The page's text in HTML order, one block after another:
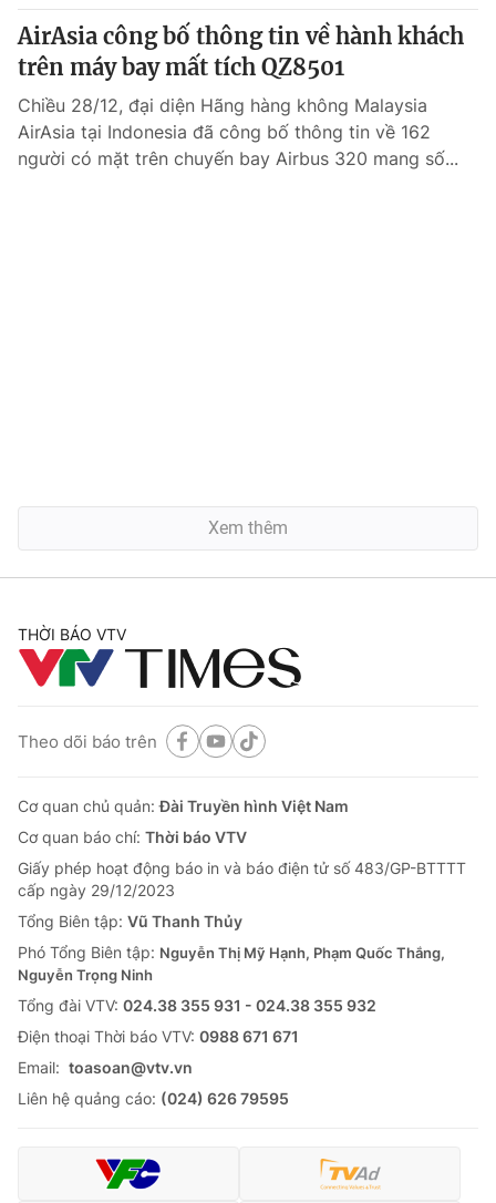
AirAsia công bố thông tin về hành khách
trên máy bay mất tích QZ8501
Chiều 28/12, đại diện Hãng hàng không Malaysia
AirAsia tại Indonesia đã công bố thông tin về 162
người có mặt trên chuyến bay Airbus 320 mang số...
Xem thêm
THỜI BÁO VTV
Theo dõi báo trên
Cơ quan chủ quản:Đài Truyền hình Việt Nam
Cơ quan báo chí: Thời báo VTV
Giấy phép hoạt động báo in và báo điện tử số 483/GP-BTTTT
cấp ngày 29/12/2023
Tổng Biên tập: Vũ Thanh Thủy
Phó Tổng Biên tập: Nguyễn Thị Mỹ Hạnh, Phạm Quốc Thắng,
Nguyễn Trọng Ninh
Tổng đài VTV: 024.38 355 931 - 024.38 355 932
Ðiện thoại Thời báo VTV: 0988 671 671
Email: toasoan@vtv.vn
Liên hệ quảng cáo: (024) 626 79595